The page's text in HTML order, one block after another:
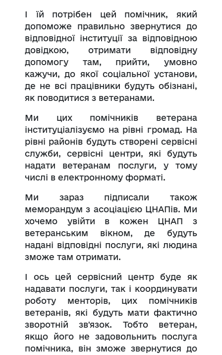
І їй потрібен цей помічник, який
допоможе правильно звернутися до
відповідної інституції за відповідною
довідкою, отримати відповідну
допомогу там, прийти, умовно
кажучи, до якої соціальної установи,
де не всі працівники будуть обізнані,
як поводитися з ветеранами.
Ми цих помічників ветерана
інституціалізуємо на рівні громад. На
рівні районів будуть створені сервісні
служби, сервісні центри, які будуть
надати ветеранам послуги, у тому
числі в електронному форматі.
Ми зараз підписали також
меморандум з асоціацією ЦНАПів. Ми
хочемо увійти в кожен ЦНАП з
ветеранським вікном, де будуть
надані відповідні послуги, які людина
зможе там отримати.
І ось цей сервісний центр буде як
надавати послуги, так і координувати
роботу менторів, цих помічників
ветеранів, які будуть мати фактично
зворотній зв'язок. Тобто ветеран,
якщо його не задовольнить послуга
помічника, він зможе звернутися до